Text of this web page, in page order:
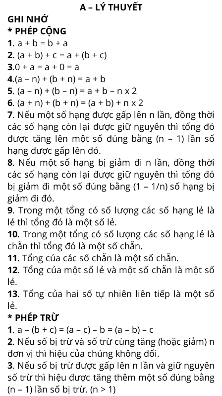
A – LÝ THUYẾT
GHI NHỚ
* PHÉP CỘNG
1. a + b = b + a
2. (a + b) + c = a + (b + c)
3.0 + a = a + 0 = a
4.(a – n) + (b + n) = a + b
5. (a – n) + (b – n) = a + b – n x 2
6. (a + n) + (b + n) = (a + b) + n x 2
7. Nếu một số hạng được gấp lên n lần, đồng thời
các số hạng còn lại được giữ nguyên thì tổng đó
được tăng lên một số đúng bằng (n – 1) lần số
hạng được gấp lên đó.
8. Nếu một số hạng bị giảm đi n lần, đồng thời
các số hạng còn lại được giữ nguyên thì tổng đó
bị giảm đi một số đúng bằng (1 – 1/n) số hạng bị
giảm đi đó.
9. Trong một tổng có số lượng các số hạng lẻ là
lẻ thì tổng đó là một số lẻ.
10. Trong một tổng có số lượng các số hạng lẻ là
chẵn thì tổng đó là một số chẵn.
11. Tổng của các số chẵn là một số chẵn.
12. Tổng của một số lẻ và một số chẵn là một số
lẻ.
13. Tổng của hai số tự nhiên liên tiếp là một số
lẻ.
* PHÉP TRỪ
1. a – (b + c) = (a – c) – b = (a – b) – c
2. Nếu số bị trừ và số trừ cùng tăng (hoặc giảm) n
đơn vị thì hiệu của chúng không đổi.
3. Nếu số bị trừ được gấp lên n lần và giữ nguyên
số trừ thì hiệu được tăng thêm một số đúng bằng
(n – 1) lần số bị trừ. (n > 1)